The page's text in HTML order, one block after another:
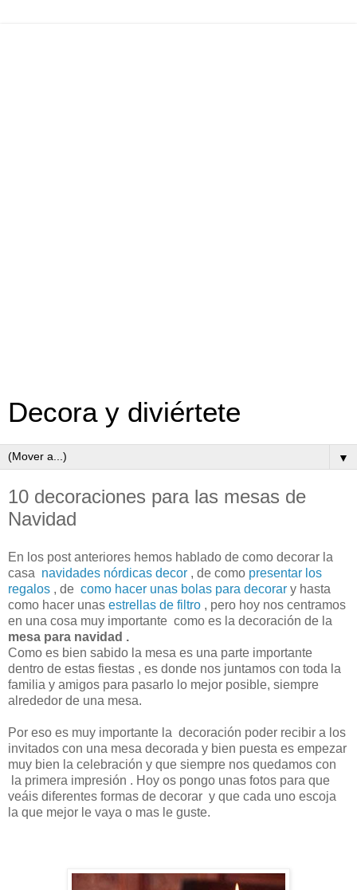
Decora y diviértete
▼
10 decoraciones para las mesas de
Navidad
En los post anteriores hemos hablado de como decorar la
casa navidades nórdicas decor , de como presentar los
regalos , de como hacer unas bolas para decorar y hasta
como hacer unas estrellas de filtro , pero hoy nos centramos
en una cosa muy importante como es la decoración de la
mesa para navidad .
Como es bien sabido la mesa es una parte importante
dentro de estas fiestas , es donde nos juntamos con toda la
familia y amigos para pasarlo lo mejor posible, siempre
alrededor de una mesa.
Por eso es muy importante la decoración poder recibir a los
invitados con una mesa decorada y bien puesta es empezar
muy bien la celebración y que siempre nos quedamos con
la primera impresión . Hoy os pongo unas fotos para que
veáis diferentes formas de decorar y que cada uno escoja
la que mejor le vaya o mas le guste.